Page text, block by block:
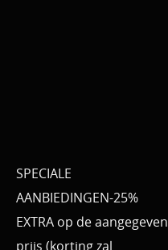
SPECIALE
AANBIEDINGEN-25%
EXTRA op de aangegeven
prijs (korting zal